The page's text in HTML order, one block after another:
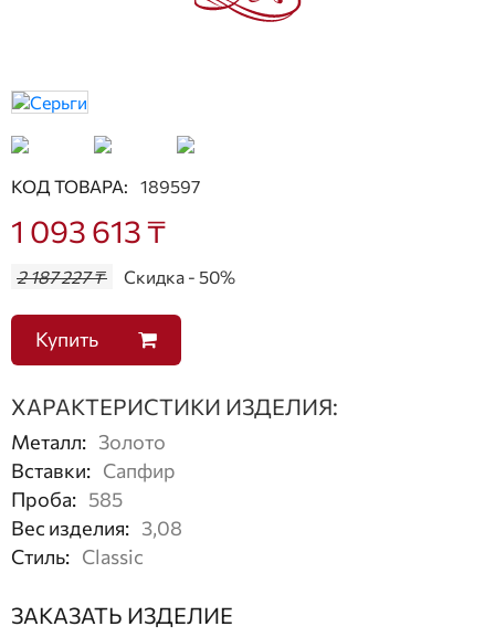
КОД ТОВАРА: 189597
1 093 613 ₸
2 187 227 ₸ Скидка - 50%
Купить
ХАРАКТЕРИСТИКИ ИЗДЕЛИЯ:
Металл: Золото
Вставки: Сапфир
Проба: 585
Вес изделия: 3,08
Стиль: Classic
ЗАКАЗАТЬ ИЗДЕЛИЕ